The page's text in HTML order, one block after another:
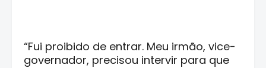
“Fui proibido de entrar. Meu irmão, vice-
governador, precisou intervir para que